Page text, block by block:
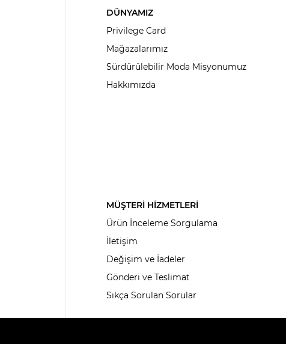
DÜNYAMIZ
Privilege Card
Mağazalarımız
Sürdürülebilir Moda Misyonumuz
Hakkımızda
MÜŞTERİ HİZMETLERİ
Ürün İnceleme Sorgulama
İletişim
Değişim ve İadeler
Gönderi ve Teslimat
Sıkça Sorulan Sorular